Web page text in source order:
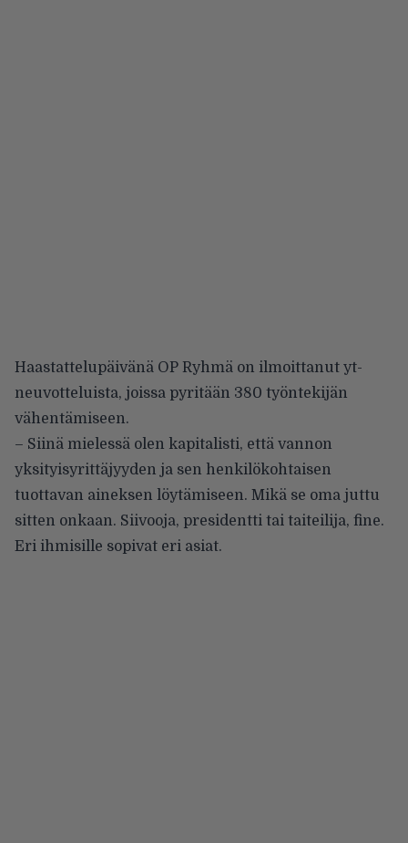
Haastattelupäivänä OP Ryhmä on ilmoittanut yt-
neuvotteluista, joissa pyritään 380 työntekijän
vähentämiseen.
– Siinä mielessä olen kapitalisti, että vannon
yksityisyrittäjyyden ja sen henkilökohtaisen
tuottavan aineksen löytämiseen. Mikä se oma juttu
sitten onkaan. Siivooja, presidentti tai taiteilija, fine.
Eri ihmisille sopivat eri asiat.